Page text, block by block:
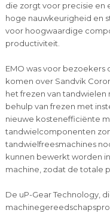
die zorgt voor precisie en
hoge nauwkeurigheid en
voor hoogwaardige
productiviteit.
EMO was voor
komen over Sandvik
het frezen van
behulp van frezen met
nieuwe kostenefficiënte
tandwielcomponenten
tandwielfreesmachines
kunnen bewerkt worden
machine, zodat de totale
De uP-Gear Technology,